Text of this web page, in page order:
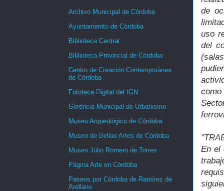
de
uso
del
En el
Archivo Municipal de Córdoba
Ayuntamiento de Córdoba
Biblioteca Central
Biblioteca Provincial de Córdoba
Centro de Creación Contemporánea
de Córdoba
Fototeca Digital del IGN
Gerencia Municipal de Urbanismo
Museo Arqueológico de Córdoba
Museo de Bellas Artes de Córdoba
Museo Julio Romero de Torres
Página Arte en Córdoba
Paseos por Córdoba de Ramírez de
Arellano